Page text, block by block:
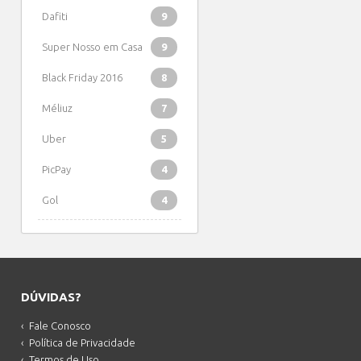
Dafiti 9
Super Nosso em Casa 9
Black Friday 2016 8
Méliuz 7
Uber 5
PicPay 4
Gol 4
DÚVIDAS?
Fale Conosco
Política de Privacidade